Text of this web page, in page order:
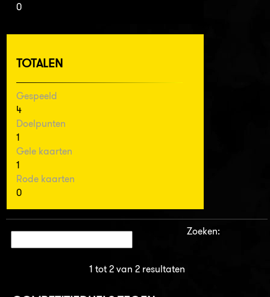
0
TOTALEN
Gespeeld
4
Doelpunten
1
Gele kaarten
1
Rode kaarten
0
Zoeken:
1 tot 2 van 2 resultaten